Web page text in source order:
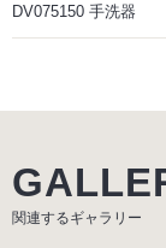
DV075150 手洗器
関連するギャラリー